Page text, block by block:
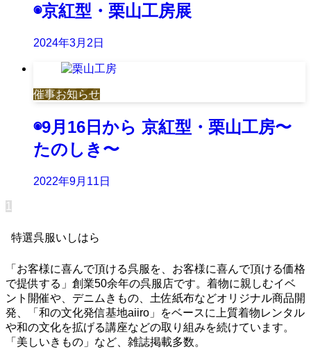
◉京紅型・栗山工房展
2024年3月2日
催事お知らせ
◉9月16日から 京紅型・栗山工房〜
たのしき〜
2022年9月11日
1
特選呉服いしはら
「お客様に喜んで頂ける呉服を、お客様に喜んで頂ける価格
で提供する」創業50余年の呉服店です。着物に親しむイベ
ント開催や、デニムきもの、土佐紙布などオリジナル商品開
発、「和の文化発信基地aiiro」をベースに上質着物レンタル
や和の文化を拡げる講座などの取り組みを続けています。
「美しいきもの」など、雑誌掲載多数。